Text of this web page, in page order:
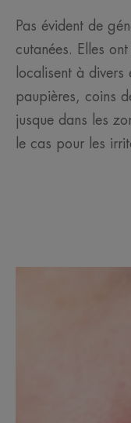
Pas évident de
cutanées. Elles
localisent à
paupières, coins
jusque dans les
le cas pour les